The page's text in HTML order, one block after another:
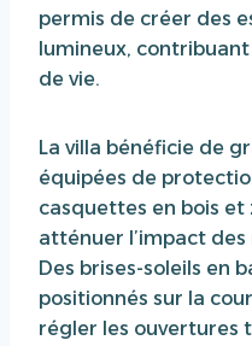
permis de créer des
lumineux,
de vie.
La villa bénéficie de
équipées de
casquettes en bois
atténuer l’impact
Des brises-soleils en
positionnés sur la
régler les ouvertures